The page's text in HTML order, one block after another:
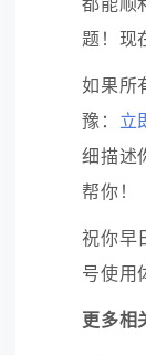
都能顺
题！现
如果所
豫： 立
细描述
帮你！
祝你早
号使用
更多相